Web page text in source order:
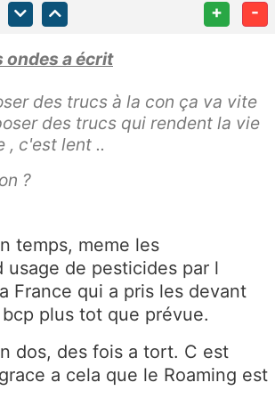
+ -
ondes a écrit
des trucs à la con ça va vite
des trucs qui rendent la vie
, c'est lent ..
?
temps, meme les
usage de pesticides par l
France qui a pris les devant
plus tot que prévue.
dos, des fois a tort. C est
a cela que le Roaming est